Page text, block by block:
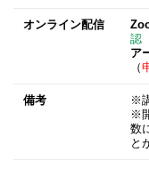
オンライン配信
認
ア
（
備考
※
※
数
と